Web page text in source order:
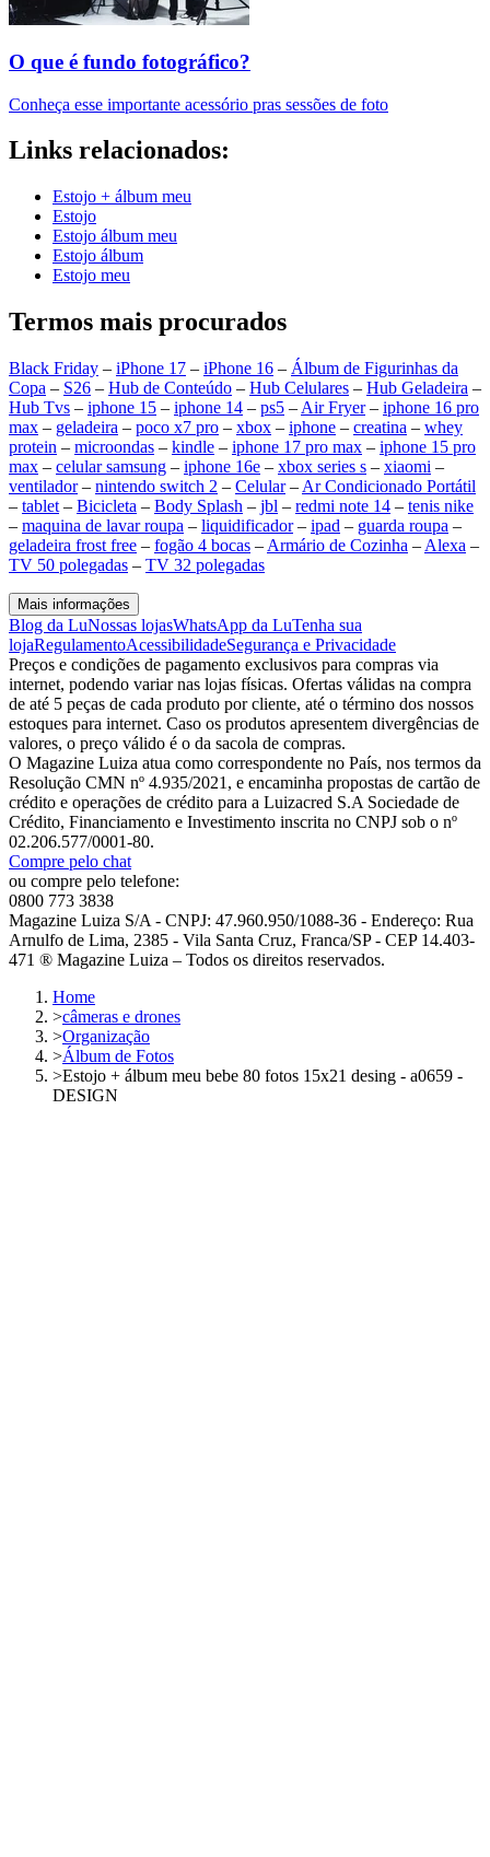
O que é fundo fotográfico?
Conheça esse importante acessório pras sessões de foto
Links relacionados:
Estojo + álbum meu
Estojo
Estojo álbum meu
Estojo álbum
Estojo meu
Termos mais procurados
Black Friday – iPhone 17 – iPhone 16 – Álbum de Figurinhas da
Copa – S26 – Hub de Conteúdo – Hub Celulares – Hub Geladeira –
Hub Tvs – iphone 15 – iphone 14 – ps5 – Air Fryer– iphone 16 pro
max – geladeira – poco x7 pro – xbox – iphone – creatina – whey
protein – microondas – kindle – iphone 17 pro max – iphone 15 pro
max – celular samsung – iphone 16e – xbox series s – xiaomi –
ventilador– nintendo switch 2 – Celular– Ar Condicionado Portátil
– tablet – Bicicleta – Body Splash – jbl – redmi note 14 – tenis nike
– maquina de lavar roupa – liquidificador– ipad – guarda roupa –
geladeira frost free – fogão 4 bocas – Armário de Cozinha – Alexa –
TV 50 polegadas – TV 32 polegadas
Mais informações
Blog da LuNossas lojasWhatsApp da LuTenha sua
lojaRegulamentoAcessibilidadeSegurança e Privacidade
Preços e condições de pagamento exclusivos para compras via
internet, podendo variar nas lojas físicas. Ofertas válidas na compra
de até 5 peças de cada produto por cliente, até o término dos nossos
estoques para internet. Caso os produtos apresentem divergências de
valores, o preço válido é o da sacola de compras.
O Magazine Luiza atua como correspondente no País, nos termos da
Resolução CMN nº 4.935/2021, e encaminha propostas de cartão de
crédito e operações de crédito para a Luizacred S.A Sociedade de
Crédito, Financiamento e Investimento inscrita no CNPJ sob o nº
02.206.577/0001-80.
Compre pelo chat
ou compre pelo telefone:
0800 773 3838
Magazine Luiza S/A - CNPJ: 47.960.950/1088-36 - Endereço: Rua
Arnulfo de Lima, 2385 - Vila Santa Cruz, Franca/SP - CEP 14.403-
471 ® Magazine Luiza – Todos os direitos reservados.
Home
>câmeras e drones
>Organização
>Álbum de Fotos
>Estojo + álbum meu bebe 80 fotos 15x21 desing - a0659 -
DESIGN